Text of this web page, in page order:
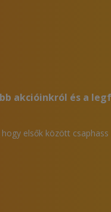
akcióinkról és a
elsők között csaphass